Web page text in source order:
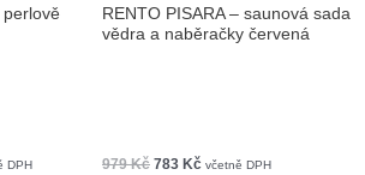
perlově
DPH
RENTO PISARA – saunová sada
vědra a naběračky červená
979Kč 783 Kč včetně DPH